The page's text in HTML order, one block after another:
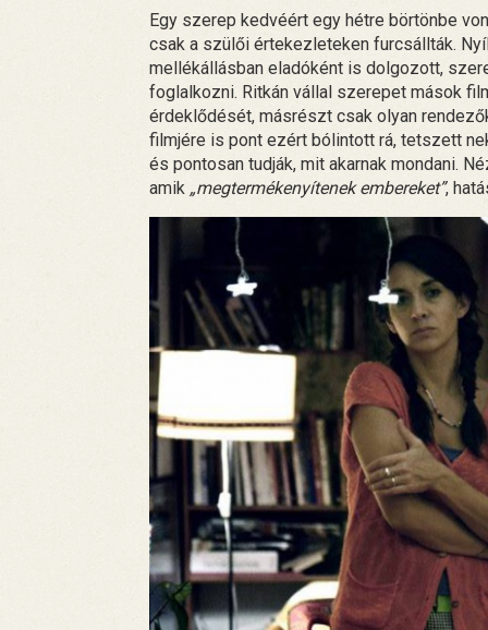
Egy szerep kedvéért egy hétre börtönbe
csak a szülői értekezleteken furcsállták.
mellékállásban eladóként is dolgozott,
foglalkozni. Ritkán vállal szerepet mások
érdeklődését, másrészt csak olyan
filmjére is pont ezért bólintott rá, tetszett
és pontosan tudják, mit akarnak mondani.
amik „megtermékenyítenek embereket”,